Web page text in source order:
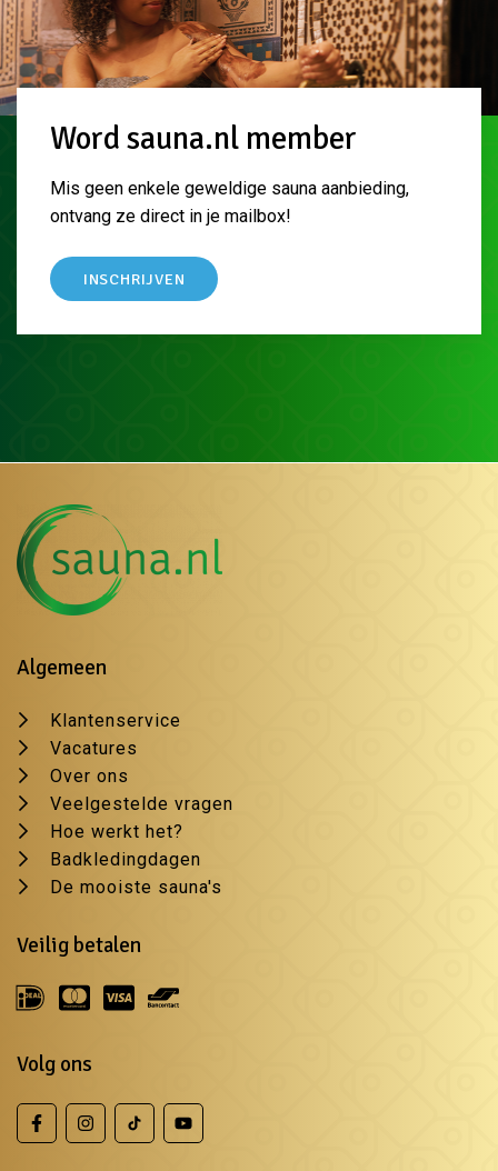
Word sauna.nl member
Mis geen enkele geweldige sauna aanbieding,
ontvang ze direct in je mailbox!
INSCHRIJVEN
Algemeen
Klantenservice
Vacatures
Over ons
Veelgestelde vragen
Hoe werkt het?
Badkledingdagen
De mooiste sauna's
Veilig betalen
Volg ons